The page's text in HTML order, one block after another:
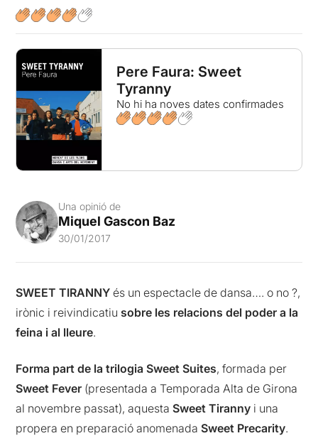
Pere Faura: Sweet
Tyranny
No hi ha noves dates confirmades
Una opinió de
Miquel Gascon Baz
30/01/2017
SWEET TIRANNY és un espectacle de dansa…. o no ?,
irònic i reivindicatiu sobre les relacions del poder a la
feina i al lleure.
Forma part de la trilogia Sweet Suites, formada per
Sweet Fever (presentada a Temporada Alta de Girona
al novembre passat), aquesta Sweet Tiranny i una
propera en preparació anomenadaSweet Precarity.